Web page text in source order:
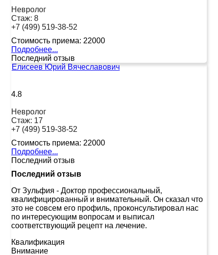
Невролог
Стаж: 8
+7 (499) 519-38-52
Стоимость приема: 22000
Подробнее...
Последний отзыв
Елисеев Юрий Вячеславович
4.8
Невролог
Стаж: 17
+7 (499) 519-38-52
Стоимость приема: 22000
Подробнее...
Последний отзыв
Последний отзыв
От Зульфия - Доктор профессиональный,
квалифицированный и внимательный. Он сказал что
это не совсем его профиль, проконсультировал нас
по интересующим вопросам и выписал
соответствующий рецепт на лечение.
Квалификация
Внимание